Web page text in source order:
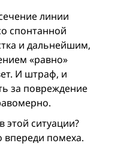
линии
спонтанной
и дальнейшим,
«равно»
И штраф, и
за повреждение
этой ситуации?
впереди помеха.